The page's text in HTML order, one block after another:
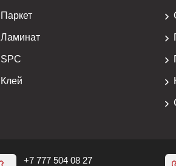
Паркет
Ламинат
SPC
Клей
+7 777 504 08 27